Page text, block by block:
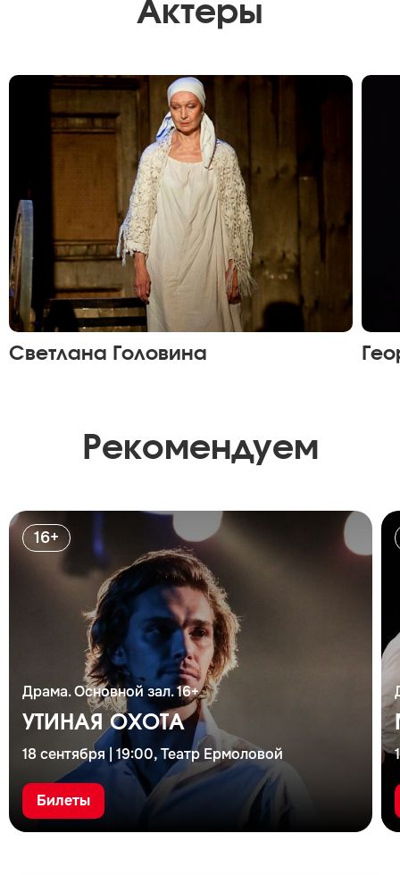
Актеры
Светлана Головина
Рекомендуем
16+
Драма. Основной зал. 16+
УТИНАЯ ОХОТА
18 сентября | 19:00, Театр Ермоловой
Билеты